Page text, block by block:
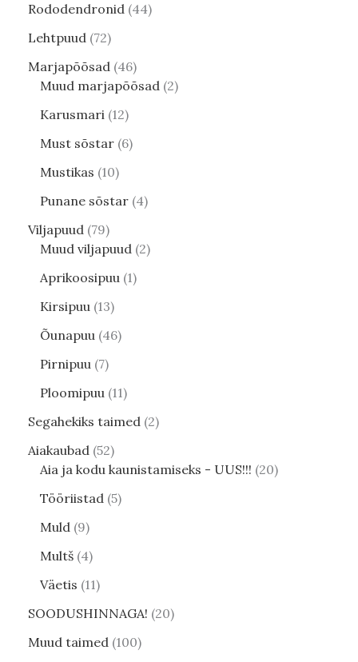
Rododendronid 44
Lehtpuud 72
Marjapõõsad 46
Muud marjapõõsad 2
Karusmari 12
Must sõstar 6
Mustikas 10
Punane sõstar 4
Viljapuud 79
Muud viljapuud 2
Aprikoosipuu 1
Kirsipuu 13
Õunapuu 46
Pirnipuu 7
Ploomipuu 11
Segahekiks taimed 2
Aiakaubad 52
Aia ja kodu kaunistamiseks - UUS!!! 20
Tööriistad 5
Muld 9
Multš 4
Väetis 11
SOODUSHINNAGA! 20
Muud taimed 100